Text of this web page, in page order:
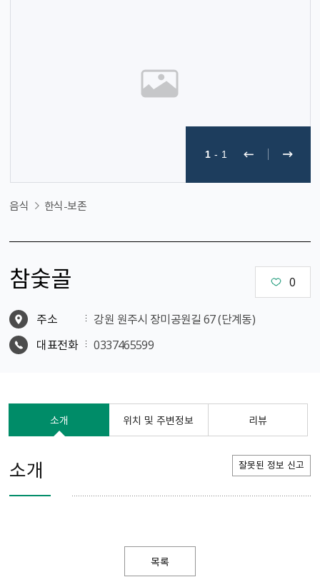
1 - 1
음식 한식-보존
참숯골 0
주소
강원 원주시 장미공원길 67 (단계동)
대표전화
0337465599
소개 위치 및 주변정보 리뷰
소개 잘못된 정보 신고
목록